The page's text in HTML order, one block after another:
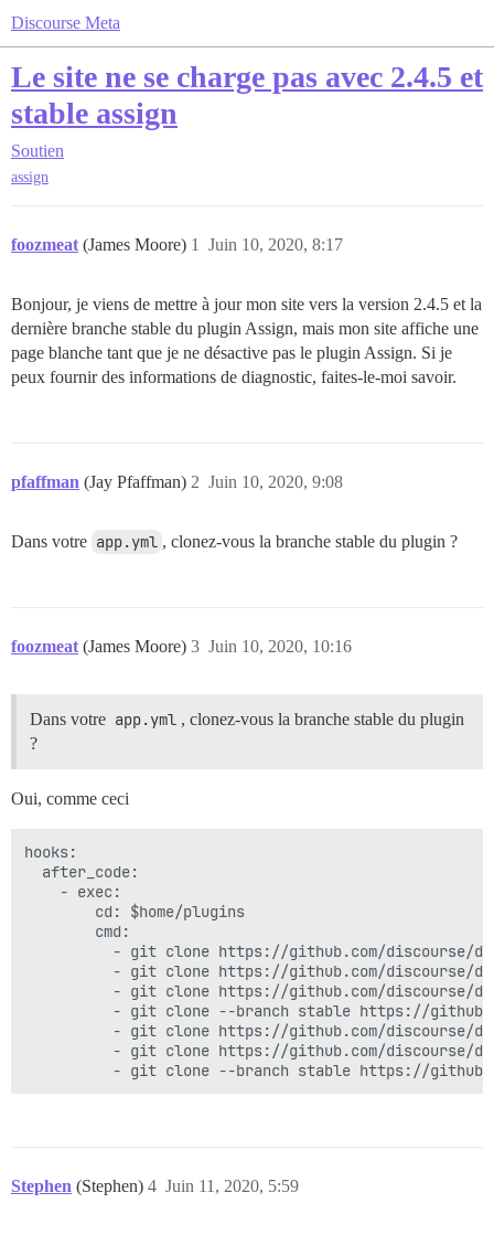
Discourse Meta
Le site ne se charge pas avec 2.4.5 et
stable assign
Soutien
assign
foozmeat (James Moore) Juin 10, 2020, 8:17
1
Bonjour, je viens de mettre à jour mon site vers la version 2.4.5 et la
dernière branche stable du plugin Assign, mais mon site affiche une
page blanche tant que je ne désactive pas le plugin Assign. Si je
peux fournir des informations de diagnostic, faites-le-moi savoir.
pfaffman (Jay Pfaffman) Juin 10, 2020, 9:08
2
Dans votre app.yml , clonez-vous la branche stable du plugin ?
foozmeat (James Moore) Juin 10, 2020, 10:16
3
Dans votre app.yml , clonez-vous la branche stable du plugin
?
Oui, comme ceci
hooks:
  after_code:
    - exec:
        cd: $home/plugins
        cmd:
- git clone https://github.com/discourse/
- git clone https://github.com/discourse/
- git clone https://github.com/discourse/
- git clone --branch stable https://
- git clone https://github.com/discourse/
- git clone https://github.com/discourse/
Stephen (Stephen) Juin 11, 2020, 5:59
4